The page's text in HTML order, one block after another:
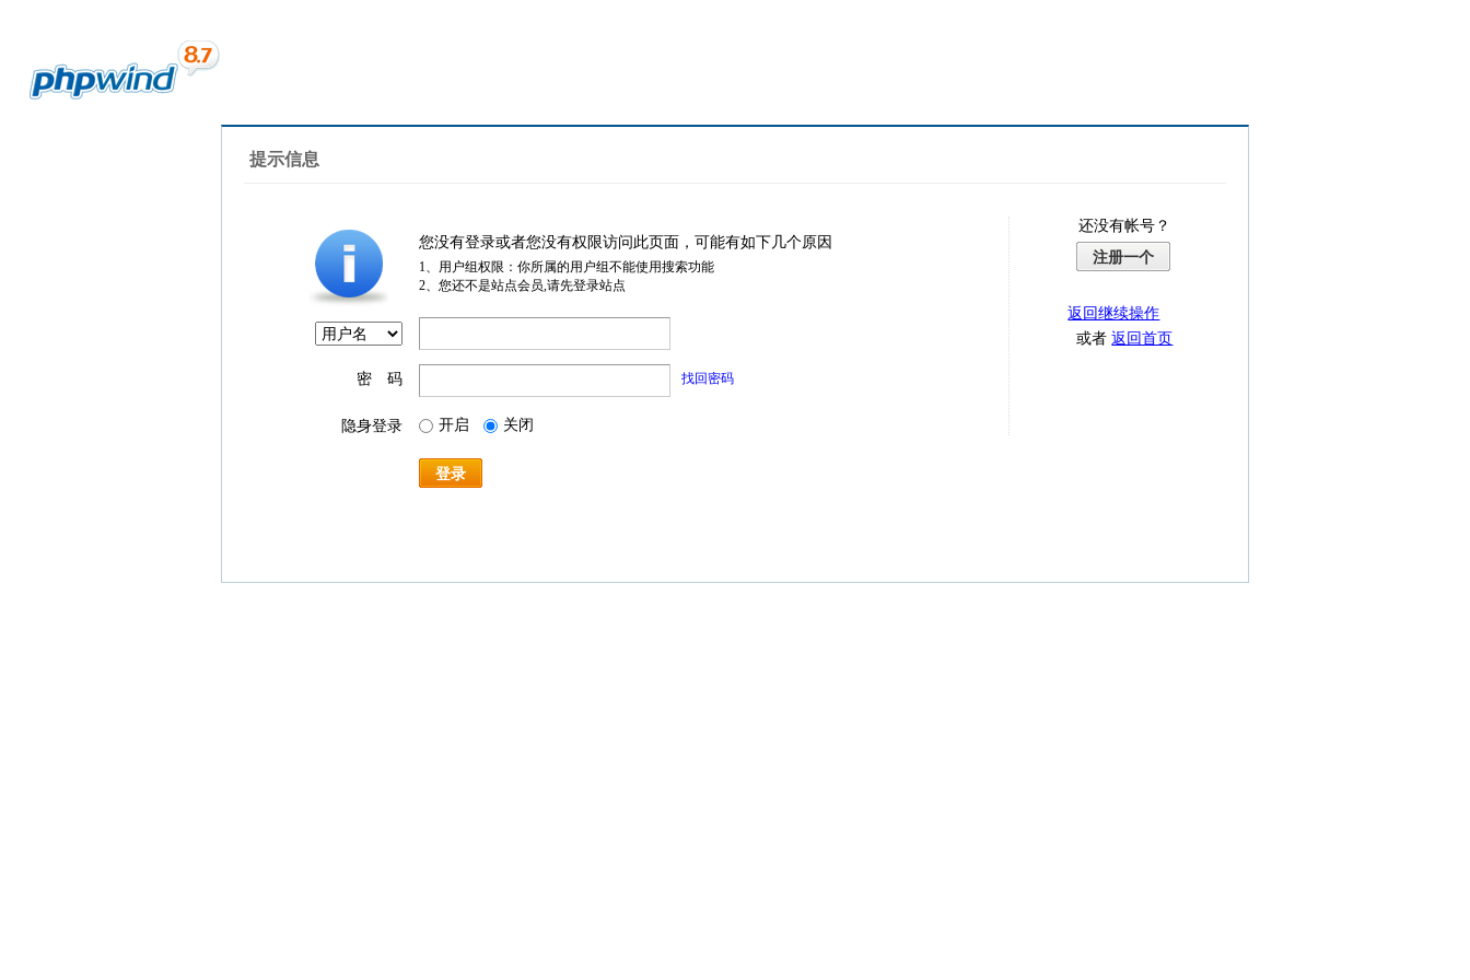
提示信息
您没有登录或者您没有权限访问此页面，可能有如下几个原因
1、用户组权限：你所属的用户组不能使用搜索功能
2、您还不是站点会员,请先登录站点
密 码 找回密码
隐身登录 开启 关闭
登录
还没有帐号？
注册一个
返回继续操作
或者返回首页